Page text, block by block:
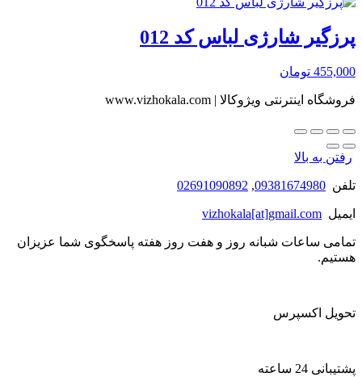
پرزگیر شارژی لباس کد 012
455,000 تومان
فروشگاه اینترنتی ویژوکالا | www.vizhokala.com
رفتن به بالا
تلفن 09381674980
,
02691090892
ایمیل vizhokala[at]gmail.com
تمامی ساعات شبانه روز و هفت روز هفته پاسخگوی شما عزیزان
هستیم.
تحویل اکسپرس
پشتیبانی 24 ساعته